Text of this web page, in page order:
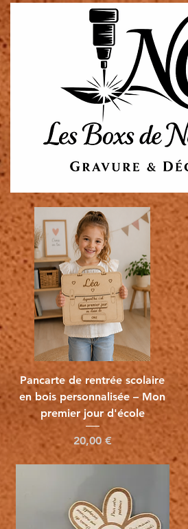
Vista rápida
Pancarte de rentrée scolaire
en bois personnalisée – Mon
premier jour d'école
Precio
20,00 €